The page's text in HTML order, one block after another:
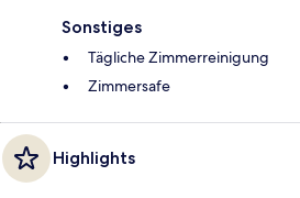
Sonstiges
Tägliche Zimmerreinigung
Zimmersafe
Highlights